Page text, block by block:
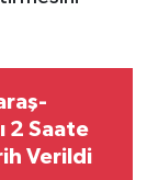
2 Saate
Verildi